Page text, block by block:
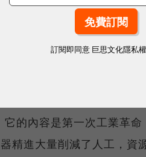
的內容就是現在的術語──
人類開始從精神滿足，轉
爭、殺戮、商業化的低毛
資本主義搶奪資源、畫分
的內容是第一次工業革命
精進大量削減了人工，資
訂閱即同意 巨思文化隱私